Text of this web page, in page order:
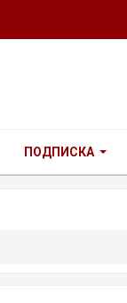
ПОДПИСКА